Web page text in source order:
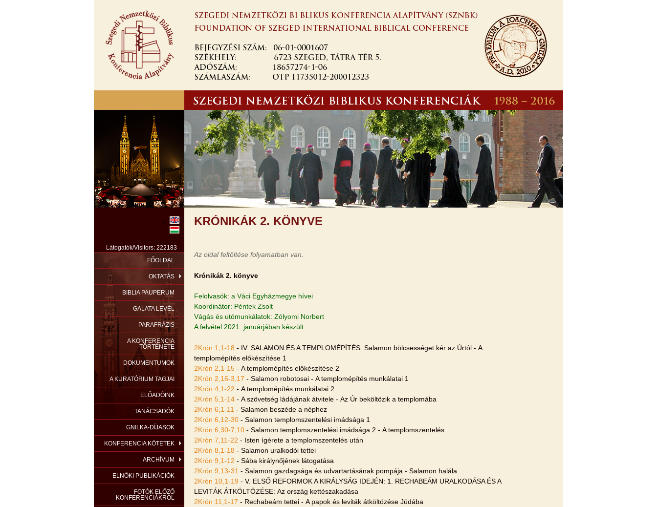
KRÓNIKÁK 2. KÖNYVE
Az oldal feltöltése folyamatban van.
Krónikák 2. könyve
Felolvasók: a Váci Egyházmegye hívei
Koordinátor: Péntek Zsolt
Vágás és utómunkálatok: Zólyomi Norbert
A felvétel 2021. januárjában készült.
2Krón 1,1-18 - IV. SALAMON ÉS A TEMPLOMÉPÍTÉS: Salamon bölcsességet kér az Úrtól - A
templomépítés előkészítése 1
2Krón 2,1-15 - A templomépítés előkészítése 2
2Krón 2,16-3,17 - Salamon robotosai - A templomépítés munkálatai 1
2Krón 4,1-22 - A templomépítés munkálatai 2
2Krón 5,1-14 - A szövetség ládájának átvitele - Az Úr beköltözik a templomába
2Krón 6,1-11 - Salamon beszéde a néphez
2Krón 6,12-30 - Salamon templomszentelési imádsága 1
2Krón 6,30-7,10 - Salamon templomszentelési imádsága 2 - A templomszentelés
2Krón 7,11-22 - Isten ígérete a templomszentelés után
2Krón 8,1-18 - Salamon uralkodói tettei
2Krón 9,1-12 - Sába királynőjének látogatása
2Krón 9,13-31 - Salamon gazdagsága és udvartartásának pompája - Salamon halála
2Krón 10,1-19 - V. ELSŐ REFORMOK A KIRÁLYSÁG IDEJÉN: 1. RECHABEÁM URALKODÁSA ÉS A
LEVITÁK ÁTKÖLTÖZÉSE: Az ország kettészakadása
2Krón 11,1-17 - Rechabeám tettei - A papok és leviták átköltözése Júdába
Látogatók/Visitors: 222183
FŐOLDAL
OKTATÁS
BIBLIA PAUPERUM
GALATA LEVÉL
PARAFRÁZIS
A KONFERENCIA
TÖRTÉNETE
DOKUMENTUMOK
A KURATÓRIUM TAGJAI
ELŐADÓINK
TANÁCSADÓK
GNILKA-DÍJASOK
KONFERENCIA KÖTETEK
ARCHÍVUM
ELNÖKI PUBLIKÁCIÓK
FOTÓK ELŐZŐ
KONFERENCIÁKRÓL